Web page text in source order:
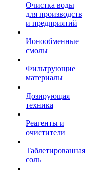
Очистка воды
для производств
и предприятий
Ионообменные
смолы
Фильтрующие
материалы
Дозирующая
техника
Реагенты и
очистители
Таблетированная
соль